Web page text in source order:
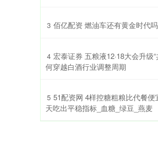
3 佰亿配资 燃油车还有黄金时代吗
4 宏泰证券 五粮液12·18大会升级
何穿越白酒行业调整周期
5 ​51配资网 4样控糖粗粮比代餐便
天吃出平稳指标_血糖_绿豆_燕麦